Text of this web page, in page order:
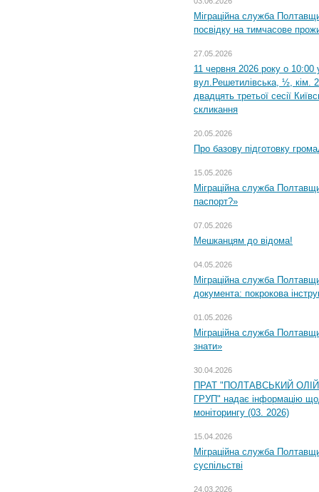
Міграційна служба
посвідку на тимчасове
27.05.2026
11 червня 2026 року о 10:00
вул.Решетилівська, ½, кім.
двадцять третьої сесії
скликання
20.05.2026
Про базову підготовку
15.05.2026
Міграційна служба
паспорт?»
07.05.2026
Мешканцям до відома!
04.05.2026
Міграційна служба
документа: покрокова
01.05.2026
Міграційна служба
знати»
30.04.2026
ПРАТ "ПОЛТАВСЬКИЙ
ГРУП" надає інформацію
моніторингу (03. 2026)
15.04.2026
Міграційна служба
суспільстві
24.03.2026